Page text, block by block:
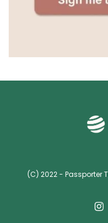
(C) 2022 - Passporter